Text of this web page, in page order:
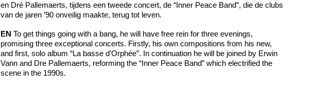
en Dré Pallemaerts, tijdens een tweede concert, de “Inner Peace Band”, die de clubs
van de jaren ’90 onveilig maakte, terug tot leven.
EN To get things going with a bang, he will have free rein for three evenings,
promising three exceptional concerts. Firstly, his own compositions from his new,
and first, solo album “La basse d’Orphée”. In continuation he will be joined by Erwin
Vann and Dre Pallemaerts, reforming the “Inner Peace Band” which electrified the
scene in the 1990s.